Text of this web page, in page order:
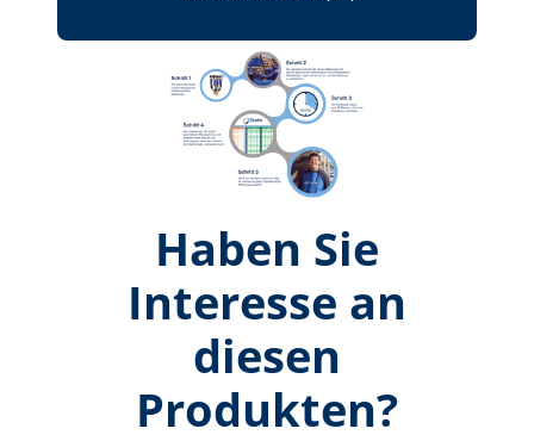
Haben Sie
Interesse an
diesen
Produkten?